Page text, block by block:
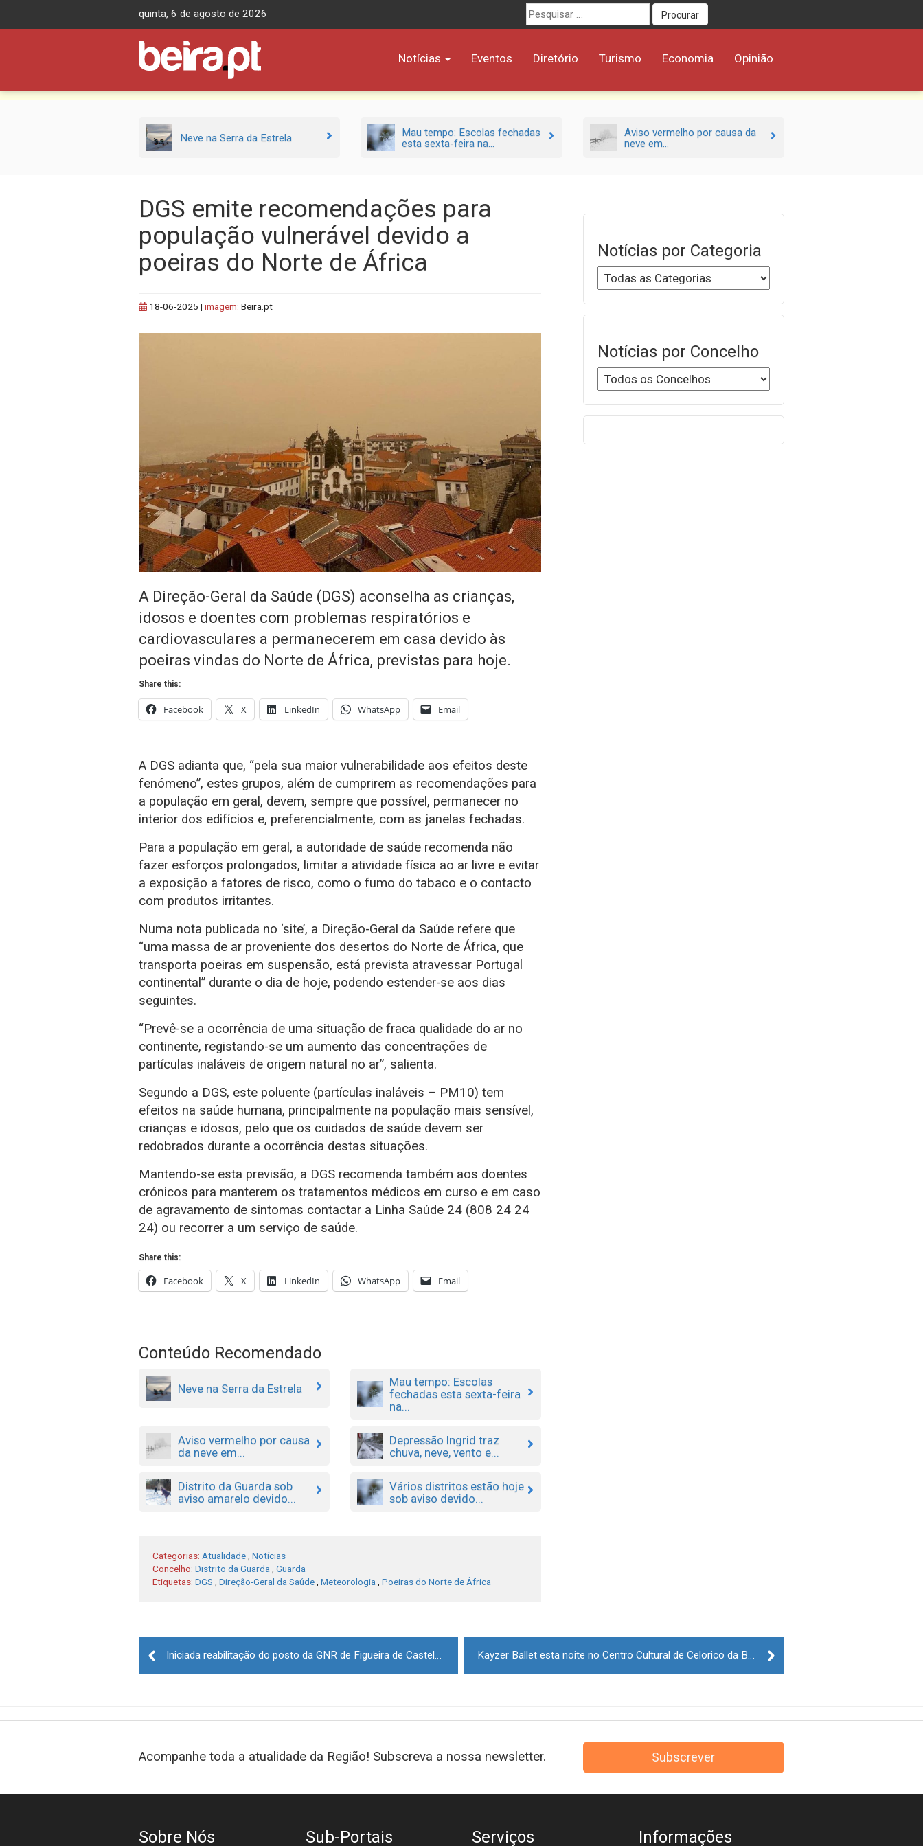
quinta, 6 de agosto de 2026
Procurar
por:
Procurar
Notícias Eventos Diretório Turismo Economia Opinião
Neve na Serra da Estrela
Mau tempo: Escolas fechadas
esta sexta-feira na...
Aviso vermelho por causa da
neve em...
DGS emite recomendações para
população vulnerável devido a
poeiras do Norte de África
18-06-2025 | imagem: Beira.pt
A Direção-Geral da Saúde (DGS) aconselha as crianças,
idosos e doentes com problemas respiratórios e
cardiovasculares a permanecerem em casa devido às
poeiras vindas do Norte de África, previstas para hoje.
Share this:
Facebook X LinkedIn WhatsApp Email
A DGS adianta que, “pela sua maior vulnerabilidade aos efeitos deste
fenómeno”, estes grupos, além de cumprirem as recomendações para
a população em geral, devem, sempre que possível, permanecer no
interior dos edifícios e, preferencialmente, com as janelas fechadas.
Para a população em geral, a autoridade de saúde recomenda não
fazer esforços prolongados, limitar a atividade física ao ar livre e evitar
a exposição a fatores de risco, como o fumo do tabaco e o contacto
com produtos irritantes.
Numa nota publicada no ‘site’, a Direção-Geral da Saúde refere que
“uma massa de ar proveniente dos desertos do Norte de África, que
transporta poeiras em suspensão, está prevista atravessar Portugal
continental” durante o dia de hoje, podendo estender-se aos dias
seguintes.
“Prevê-se a ocorrência de uma situação de fraca qualidade do ar no
continente, registando-se um aumento das concentrações de
partículas inaláveis de origem natural no ar”, salienta.
Segundo a DGS, este poluente (partículas inaláveis – PM10) tem
efeitos na saúde humana, principalmente na população mais sensível,
crianças e idosos, pelo que os cuidados de saúde devem ser
redobrados durante a ocorrência destas situações.
Mantendo-se esta previsão, a DGS recomenda também aos doentes
crónicos para manterem os tratamentos médicos em curso e em caso
de agravamento de sintomas contactar a Linha Saúde 24 (808 24 24
24) ou recorrer a um serviço de saúde.
Share this:
Facebook X LinkedIn WhatsApp Email
Conteúdo Recomendado
Neve na Serra da Estrela
Mau tempo: Escolas
fechadas esta sexta-feira
na...
Aviso vermelho por causa
da neve em...
Depressão Ingrid traz
chuva, neve, vento e...
Distrito da Guarda sob
aviso amarelo devido...
Vários distritos estão hoje
sob aviso devido...
Categorias: Atualidade, Notícias
Concelho: Distrito da Guarda, Guarda
Etiquetas: DGS , Direção-Geral da Saúde, Meteorologia, Poeiras do Norte de África
Notícias por Categoria
Notícias por Concelho
navigation
Iniciada reabilitação do posto da GNR de Figueira de Castelo Rodrigo Kayzer Ballet esta noite no Centro Cultural de Celorico da Beira
Acompanhe toda a atualidade da Região! Subscreva a nossa newsletter. Subscrever
Sobre Nós Sub-Portais Serviços Informações